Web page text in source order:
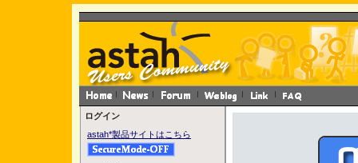
ログイン
astah*製品サイトはこちら